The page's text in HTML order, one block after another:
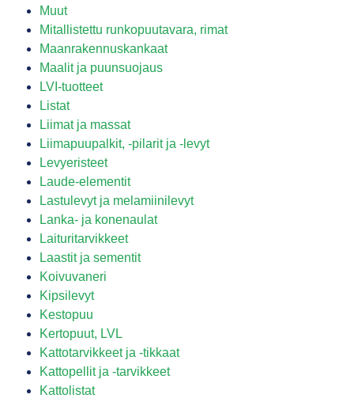
Muut
Mitallistettu runkopuutavara, rimat
Maanrakennuskankaat
Maalit ja puunsuojaus
LVI-tuotteet
Listat
Liimat ja massat
Liimapuupalkit, -pilarit ja -levyt
Levyeristeet
Laude-elementit
Lastulevyt ja melamiinilevyt
Lanka- ja konenaulat
Laituritarvikkeet
Laastit ja sementit
Koivuvaneri
Kipsilevyt
Kestopuu
Kertopuut, LVL
Kattotarvikkeet ja -tikkaat
Kattopellit ja -tarvikkeet
Kattolistat